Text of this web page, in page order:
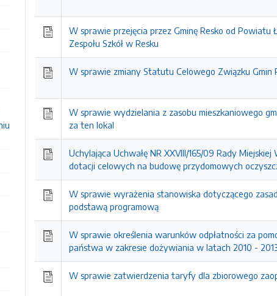
W sprawie przejęcia przez Gminę Resko od
Zespołu Szkół w Resku
W sprawie zmiany Statutu Celowego Związku Gmin
W sprawie wydzielania z zasobu mieszkaniowego
za ten lokal
Uchylająca Uchwałę NR XXVIII/165/09 Rady
dotacji celowych na budowę przydomowych
W sprawie wyrażenia stanowiska dotyczącego
podstawą programową
W sprawie określenia warunków odpłatności za
państwa w zakresie dożywiania w latach 2010 -
W sprawie zatwierdzenia taryfy dla zbiorowego